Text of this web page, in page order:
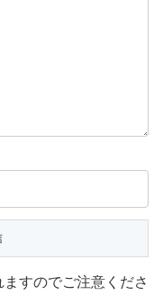
すのでご注意くださ